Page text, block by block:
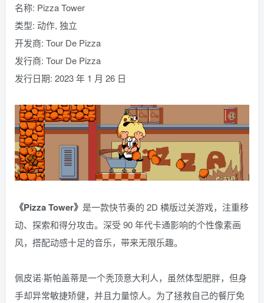
名称: Pizza Tower
类型: 动作, 独立
开发商: Tour De Pizza
发行商: Tour De Pizza
发行日期: 2023 年 1 月 26 日
《Pizza Tower》 是一款快节奏的 2D 横版过关游戏，注重移
动、探索和得分攻击。深受 90 年代卡通影响的个性像素画
风，搭配动感十足的音乐，带来无限乐趣。
佩皮诺·斯帕盖蒂是一个秃顶意大利人，虽然体型肥胖，但身
手却异常敏捷矫健，并且力量惊人。为了拯救自己的餐厅免